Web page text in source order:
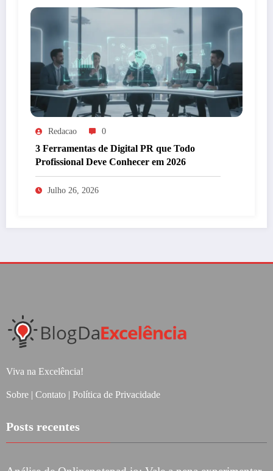
Redacao 0
3 Ferramentas de Digital PR que Todo
Profissional Deve Conhecer em 2026
Julho 26, 2026
Viva na Excelência!
Sobre | Contato | Política de Privacidade
Posts recentes